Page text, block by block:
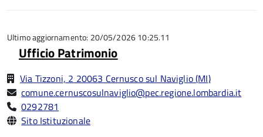
5
Ultimo aggiornamento: 20/05/2026 10:25.11
Ufficio Patrimonio
Via Tizzoni, 2 20063 Cernusco sul Naviglio (MI)
comune.cernuscosulnaviglio@pec.regione.lombardia.it
0292781
Sito Istituzionale